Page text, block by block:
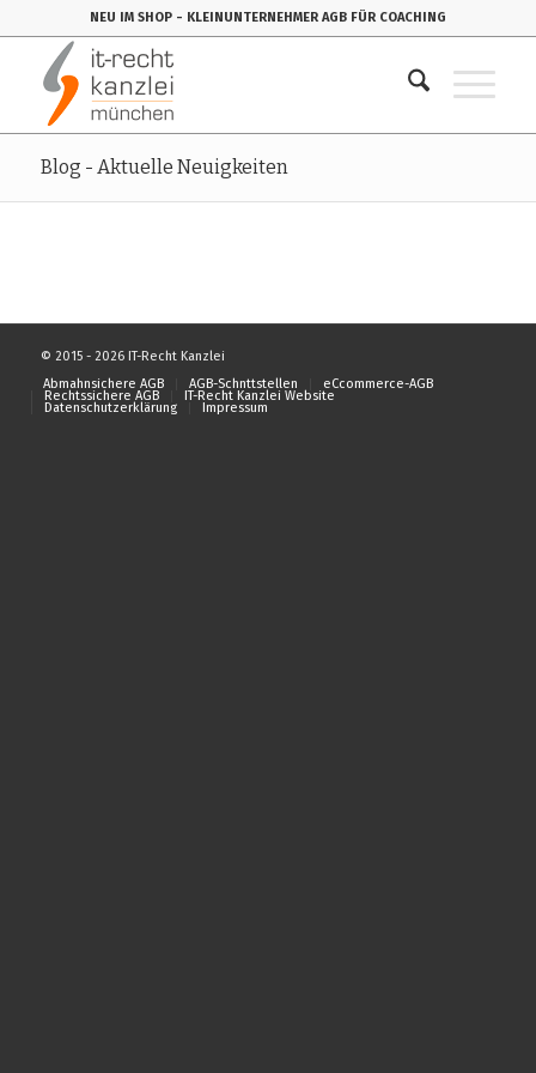
NEU IM SHOP - KLEINUNTERNEHMER AGB FÜR COACHING
Blog - Aktuelle Neuigkeiten
© 2015 - 2026 IT-Recht Kanzlei
Abmahnsichere AGB
AGB-Schnttstellen eCcommerce-AGB
Rechtssichere AGB IT-Recht Kanzlei Website
Datenschutzerklärung Impressum